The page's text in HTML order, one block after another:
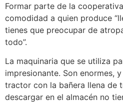
Formar parte de la
comodidad a quien produce
tienes que preocupar de
todo”.
La maquinaria que se utiliza
impresionante. Son enormes,
tractor con la bañera llena de
descargar en el almacén no